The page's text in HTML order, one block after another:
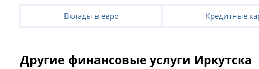
Вклады в евро Кредитные
Другие финансовые услуги Иркутска